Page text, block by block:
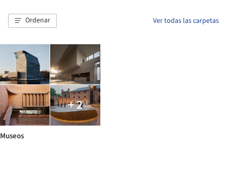
Ordenar Ver todas las carpetas
+ 2
Museos